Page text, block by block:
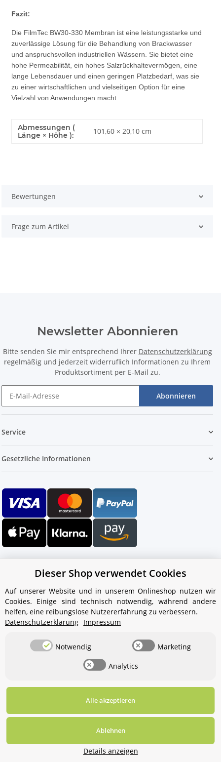
Fazit:
Die FilmTec BW30-330 Membran ist eine leistungsstarke und
zuverlässige Lösung für die Behandlung von Brackwasser
und anspruchsvollen industriellen Wässern. Sie bietet eine
hohe Permeabilität, ein hohes Salzrückhaltevermögen, eine
lange Lebensdauer und einen geringen Platzbedarf, was sie
zu einer wirtschaftlichen und vielseitigen Option für eine
Vielzahl von Anwendungen macht.
Abmessungen (
Länge × Höhe ):
101,60 × 20,10 cm
Bewertungen
Frage zum Artikel
Newsletter Abonnieren
Bitte senden Sie mir entsprechend Ihrer Datenschutzerklärung
regelmäßig und jederzeit widerruflich Informationen zu Ihrem
Produktsortiment per E-Mail zu.
Abonnieren
Service
Gesetzliche Informationen
© Aquintos-Wasseraufbereitung GmbH
Ihr WhatsApp-Kontakt zum
Service Team
von Aquintos-Wasseraufbereitung
Hallo und herzlich willkommen
Wasseraufbereitung Wie darf ich
Ihnen behilflich sein?
können Sie unserKontaktformularbenutzen.
Dieser Shop verwendet Cookies
Auf unserer Website und in unserem Onlineshop nutzen wir
Cookies. Einige sind technisch notwendig, während andere
helfen, eine reibungslose Nutzererfahrung zu verbessern.
Datenschutzerklärung Impressum
Notwendig Marketing
Analytics
Alle akzeptieren
Ablehnen
Details anzeigen